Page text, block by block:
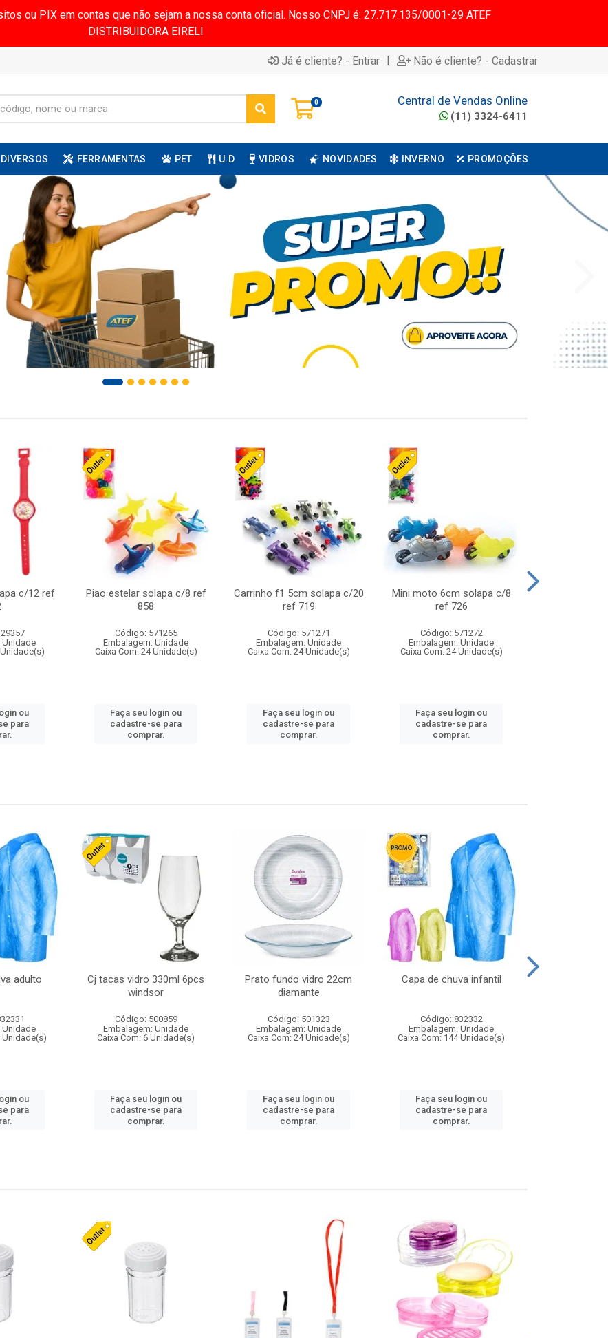
ou PIX em contas que não sejam a nossa conta oficial. Nosso CNPJ é: 27.717.135/0001-29 ATEF
DISTRIBUIDORA EIRELI
Já é cliente? - Entrar | Não é cliente? - Cadastrar
0 Central de Vendas Online
(11) 3324-6411
DIVERSOS FERRAMENTAS PET U.D VIDROS NOVIDADES INVERNO PROMOÇÕES
c/12 ref
Unidade
ou
para
Piao estelar solapa c/8 ref
858
Código: 571265
Embalagem: Unidade
Caixa Com: 24 Unidade(s)
Faça seu login ou
cadastre-se para
comprar.
Carrinho f1 5cm solapa c/20
ref 719
Código: 571271
Embalagem: Unidade
Caixa Com: 24 Unidade(s)
Faça seu login ou
cadastre-se para
comprar.
Mini moto 6cm solapa c/8
ref 726
Código: 571272
Embalagem: Unidade
Caixa Com: 24 Unidade(s)
Faça seu login ou
cadastre-se para
comprar.
adulto
Unidade
Unidade(s)
ou
para
Cj tacas vidro 330ml 6pcs
windsor
Código: 500859
Embalagem: Unidade
Caixa Com: 6 Unidade(s)
Faça seu login ou
cadastre-se para
comprar.
Prato fundo vidro 22cm
diamante
Código: 501323
Embalagem: Unidade
Caixa Com: 24 Unidade(s)
Faça seu login ou
cadastre-se para
comprar.
Capa de chuva infantil
Código: 832332
Embalagem: Unidade
Caixa Com: 144 Unidade(s)
Faça seu login ou
cadastre-se para
comprar.